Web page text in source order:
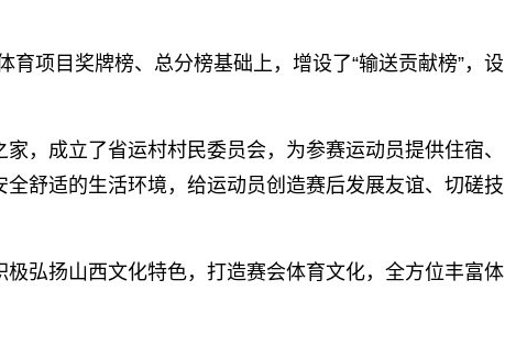
育项目奖牌榜、总分榜基础上，增设了“输送贡献榜”，设
，成立了省运村村民委员会，为参赛运动员提供住宿、
舒适的生活环境，给运动员创造赛后发展友谊、切磋技
弘扬山西文化特色，打造赛会体育文化，全方位丰富体